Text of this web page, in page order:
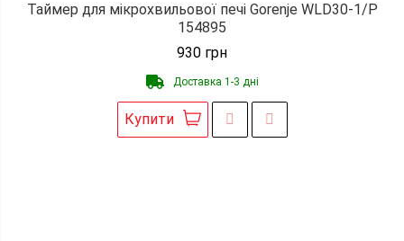
Таймер для мікрохвильової печі Gorenje WLD30-1/P
154895
930 грн
Доставка 1-3 дні
Купити